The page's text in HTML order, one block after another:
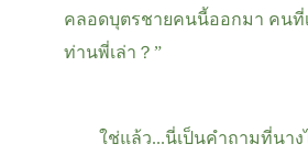
คลอดบุตรชายคนนี้ออกมา คนที่
ท่านพี่เล่า ？ ”
ใช่แล้ว...นี่เป็นคำถามที่นา